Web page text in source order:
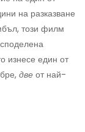
на разказване
този филм
изнесе един от
две от най-